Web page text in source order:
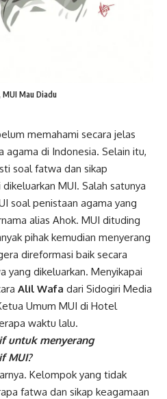
Mau Diadu
memahami secara jelas
agama di Indonesia. Selain itu,
soal fatwa dan sikap
MUI. Salah satunya
soal penistaan agama yang
alias Ahok. MUI dituding
pihak kemudian menyerang
direformasi baik secara
yang dikeluarkan. Menyikapai
Alil Wafa dari Sidogiri Media
Umum MUI di Hotel
waktu lalu.
untuk menyerang
MUI?
Kelompok yang tidak
fatwa dan sikap keagamaan